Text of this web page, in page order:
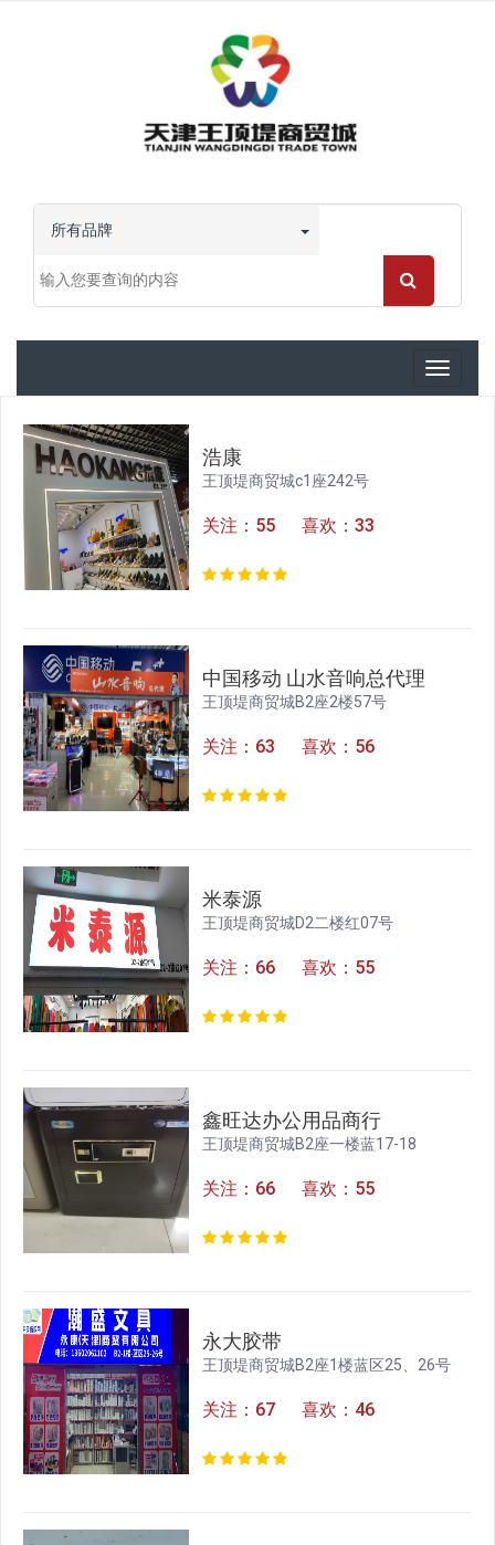
所有品牌
Toggle
浩康
王顶堤商贸城c1座242号
关注：55 喜欢：33
中国移动 山水音响总代理
王顶堤商贸城B2座2楼57号
关注：63 喜欢：56
米泰源
王顶堤商贸城D2二楼红07号
关注：66 喜欢：55
鑫旺达办公用品商行
王顶堤商贸城B2座一楼蓝17-18
关注：66 喜欢：55
永大胶带
王顶堤商贸城B2座1楼蓝区25、26号
关注：67 喜欢：46